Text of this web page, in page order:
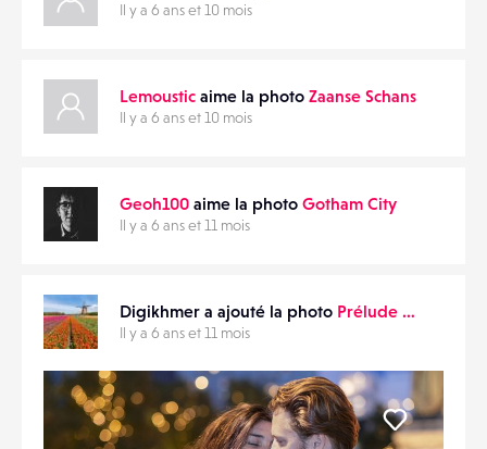
Il y a 6 ans et 10 mois
Lemoustic aime la photo Zaanse Schans
Il y a 6 ans et 10 mois
Geoh100 aime la photo Gotham City
Il y a 6 ans et 11 mois
Digikhmer a ajouté la photo Prélude …
Il y a 6 ans et 11 mois
Liker